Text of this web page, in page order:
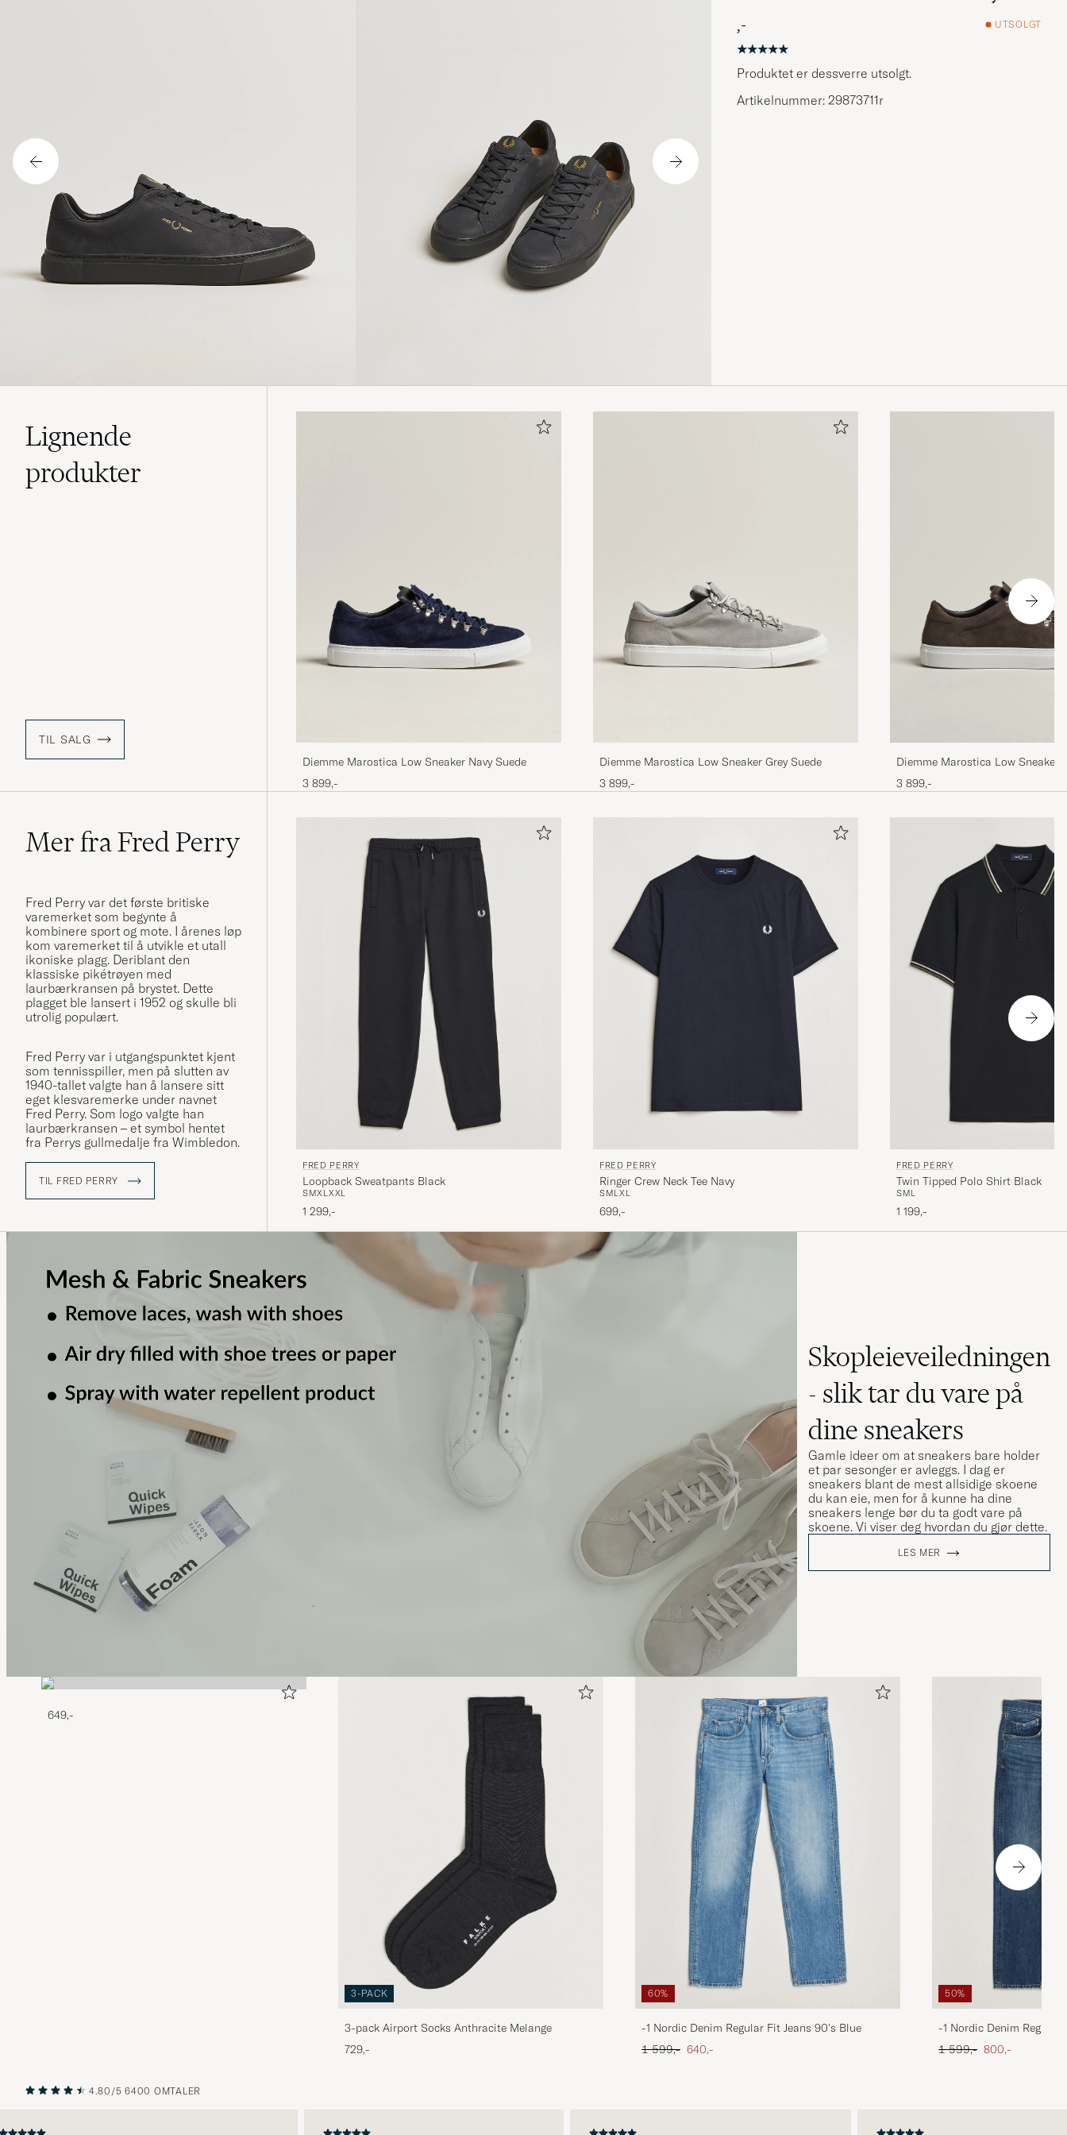
,-
UTSOLGT
Produktet er dessverre utsolgt.
Artikelnummer: 29873711r
Lignende
produkter
TIL SALG
Diemme Marostica Low Sneaker Navy Suede
3 899,-
Diemme Marostica Low Sneaker Grey Suede
3 899,-
Diemme Marostica Low Sneaker
3 899,-
Mer fra Fred Perry
Fred Perry var det første britiske
varemerket som begynte å
kombinere sport og mote. I årenes løp
kom varemerket til å utvikle et utall
ikoniske plagg. Deriblant den
klassiske pikétrøyen med
laurbærkransen på brystet. Dette
plagget ble lansert i 1952 og skulle bli
utrolig populært.
Fred Perry var i utgangspunktet kjent
som tennisspiller, men på slutten av
1940-tallet valgte han å lansere sitt
eget klesvaremerke under navnet
Fred Perry. Som logo valgte han
laurbærkransen – et symbol hentet
fra Perrys gullmedalje fra Wimbledon.
TIL FRED PERRY
FRED PERRY
Loopback Sweatpants Black
SMXL XXL
1 299,-
FRED PERRY
Ringer Crew Neck Tee Navy
SMLXL
699,-
FRED PERRY
Twin Tipped Polo Shirt Black
SML
1 199,-
Skopleieveiledningen
- slik tar du vare på
dine sneakers
Gamle ideer om at sneakers bare holder
et par sesonger er avleggs. I dag er
sneakers blant de mest allsidige skoene
du kan eie, men for å kunne ha dine
sneakers lenge bør du ta godt vare på
skoene. Vi viser deg hvordan du gjør dette.
LES MER
649,-
3-PACK
3-pack Airport Socks Anthracite Melange
729,-
60%
-1 Nordic Denim Regular Fit Jeans 90's Blue
Ordinær pris
1 599,- Nedsatt pris
640,-
50%
-1 Nordic Denim Regular
Ordinær pris
1 599,- Nedsatt pris
800,-
4.80/5 6400 OMTALER